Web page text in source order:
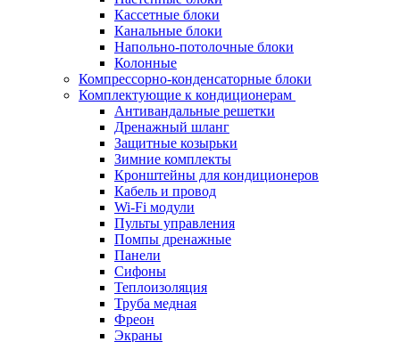
Кассетные блоки
Канальные блоки
Напольно-потолочные блоки
Колонные
Компрессорно-конденсаторные блоки
Комплектующие к кондиционерам
Антивандальные решетки
Дренажный шланг
Защитные козырьки
Зимние комплекты
Кронштейны для кондиционеров
Кабель и провод
Wi-Fi модули
Пульты управления
Помпы дренажные
Панели
Сифоны
Теплоизоляция
Труба медная
Фреон
Экраны